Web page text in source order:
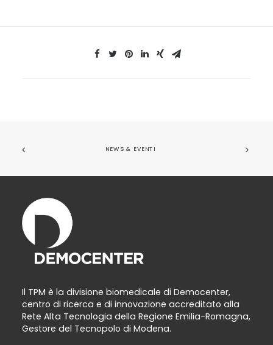
NEWS & EVENTI
Il TPM è la divisione biomedicale di Democenter,
centro di ricerca e di innovazione accreditato alla
Rete Alta Tecnologia della Regione Emilia-Romagna,
Gestore del Tecnopolo di Modena.